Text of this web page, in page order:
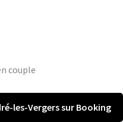
couple
les-Vergers sur Booking